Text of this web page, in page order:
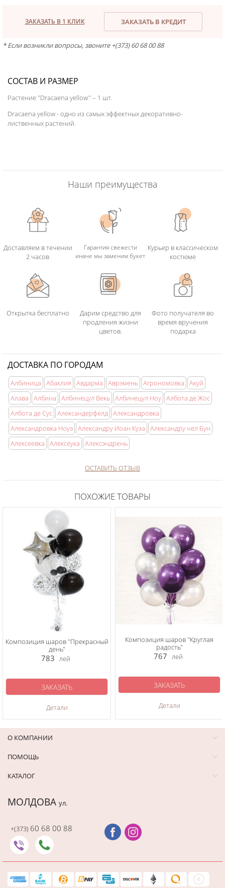
ЗАКАЗАТЬ В 1 КЛИК ЗАКАЗАТЬ В КРЕДИТ
* Если возникли вопросы, звоните +(373) 60 68 00 88
СОСТАВ И РАЗМЕР
Растение "Dracaena yellow" – 1 шт.
Dracaena yellow - одно из самых эффектных декоративно-
лиственных растений.
Наши преимущества
Доставляем в течении
2 часов
Гарантия свежести
иначе мы заменим букет
Курьер в классическом
костюме
Открытка бесплатно
Дарим средство для
продления жизни
цветов.
Фото получателя во
время вручения
подарка
ДОСТАВКА ПО ГОРОДАМ
Албиница Абаклия Авдарма Аврэмень Агрономовка
Акуй
Алава
Албина Албинецул Векь Албинецул Ноу Албота де Жос
Албота де Сус Александерфелд Александровка
Александровка Ноуэ Александру Иоан Куза
Александру чел Бун
Алексеевка
Алексеука Алексэндрень
ОСТАВИТЬ ОТЗЫВ
ПОХОЖИЕ ТОВАРЫ
Композиция шаров "Прекрасный
день"
783 лей
Детали
ЗАКАЗАТЬ
Композиция шаров "Круглая
радость"
767 лей
Детали
ЗАКАЗАТЬ
О КОМПАНИИ
ПОМОЩЬ
КАТАЛОГ
МОЛДОВА ул.
+(373) 60 68 00 88